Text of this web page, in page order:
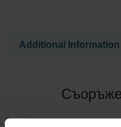
Additional Information